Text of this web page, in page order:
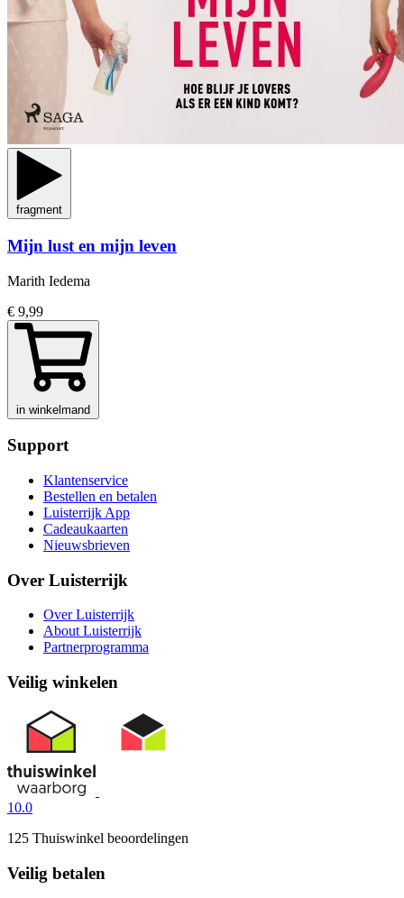
fragment
Mijn lust en mijn leven
Marith Iedema
€ 9,99
in winkelmand
Support
Klantenservice
Bestellen en betalen
Luisterrijk App
Cadeaukaarten
Nieuwsbrieven
Over Luisterrijk
Over Luisterrijk
About Luisterrijk
Partnerprogramma
Veilig winkelen
10.0
125 Thuiswinkel beoordelingen
Veilig betalen